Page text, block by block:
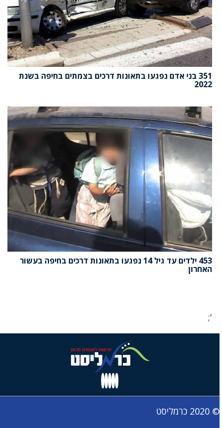
351 בני אדם נפגעו בתאונות דרכים בצמתים בחיפה בשנת
2022
453 ילדים עד גיל 14 נפגעו בתאונות דרכים בחיפה בעשור
האחרון
';
© 2020 כרמליסט